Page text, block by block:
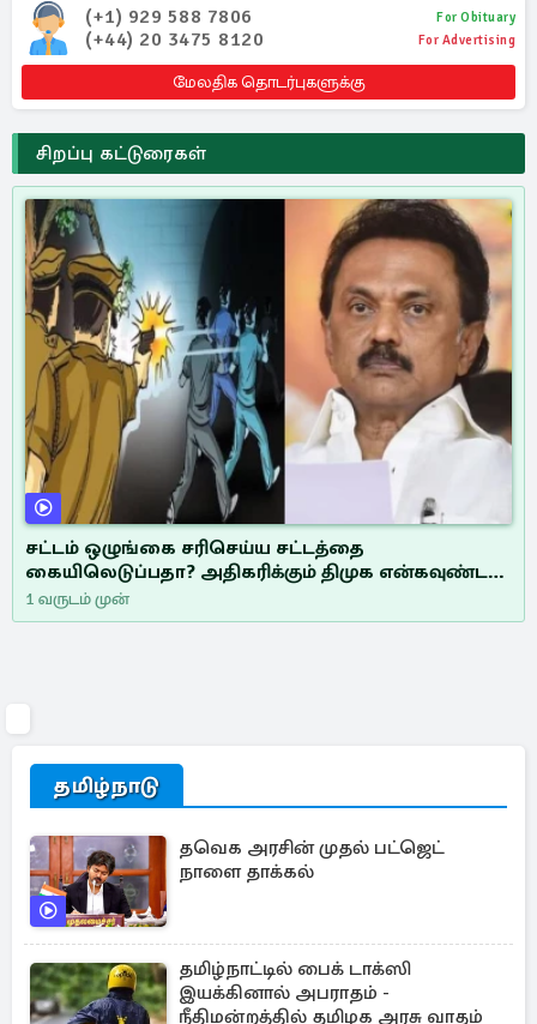
(+1) 929 588 7806 For Obituary
(+44) 20 3475 8120 For Advertising
மேலதிக தொடர்புகளுக்கு
சிறப்பு கட்டுரைகள்
சட்டம் ஒழுங்கை சரிசெய்ய சட்டத்தை
கையிலெடுப்பதா? அதிகரிக்கும் திமுக என்கவுண்டர்
லிஸ்ட்
1 வருடம் முன்
தமிழ்நாடு
தவெக அரசின் முதல் பட்ஜெட்
நாளை தாக்கல்
தமிழ்நாட்டில் பைக் டாக்ஸி
இயக்கினால் அபராதம் -
நீதிமன்றத்தில் தமிழக அரசு வாதம்